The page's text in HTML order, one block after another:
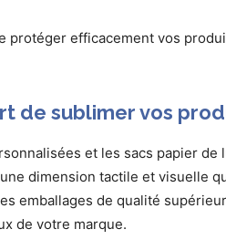
protéger efficacement vos
de sublimer vos
et les sacs papier de
dimension tactile et visuelle
emballages de qualité
de votre marque.